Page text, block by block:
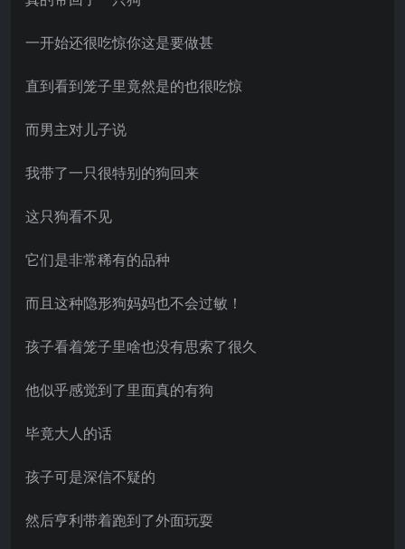
一开始还很吃惊你这是要做甚
直到看到笼子里竟然是的也很吃惊
而男主对儿子说
我带了一只很特别的狗回来
这只狗看不见
它们是非常稀有的品种
而且这种隐形狗妈妈也不会过敏！
孩子看着笼子里啥也没有思索了很久
他似乎感觉到了里面真的有狗
毕竟大人的话
孩子可是深信不疑的
然后亨利带着跑到了外面玩耍